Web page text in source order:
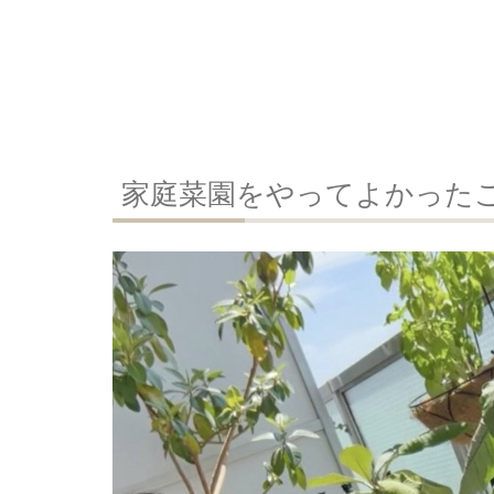
家庭菜園をやってよかった